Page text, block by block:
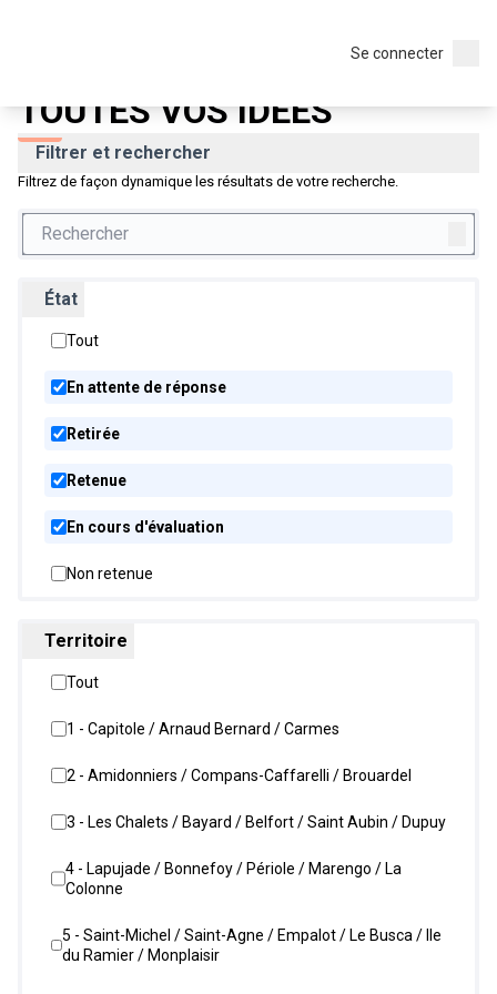
Se connecter
TOUTES VOS IDEES
Filtrer et rechercher
Filtrez de façon dynamique les résultats de votre recherche.
État
Tout
En attente de réponse
Retirée
Retenue
En cours d'évaluation
Non retenue
Territoire
Tout
1 - Capitole / Arnaud Bernard / Carmes
2 - Amidonniers / Compans-Caffarelli / Brouardel
3 - Les Chalets / Bayard / Belfort / Saint Aubin / Dupuy
4 - Lapujade / Bonnefoy / Périole / Marengo / La
Colonne
5 - Saint-Michel / Saint-Agne / Empalot / Le Busca / Ile
du Ramier / Monplaisir